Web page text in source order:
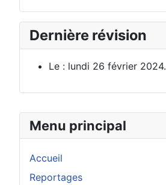
Menu principal
Accueil
Reportages
Dernière révision
Le : lundi 26 février 2024.